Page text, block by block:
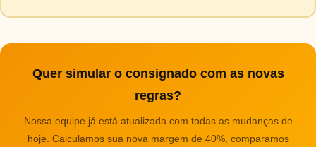
Quer simular o consignado com as novas
regras?
Nossa equipe já está atualizada com todas as mudanças de
hoje. Calculamos sua nova margem de 40%, comparamos